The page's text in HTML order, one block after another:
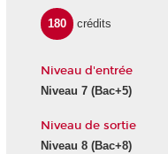
180 crédits
Niveau d'entrée
Niveau 7 (Bac+5)
Niveau de sortie
Niveau 8 (Bac+8)